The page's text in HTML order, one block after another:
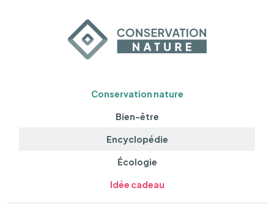
Conservation nature
Bien-être
Encyclopédie
Écologie
Idée cadeau